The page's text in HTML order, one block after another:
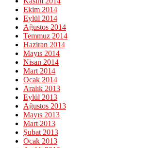
Ekim 2014
Eylül 2014
Ağustos 2014
Temmuz 2014
Haziran 2014
Mayıs 2014
Nisan 2014
Mart 2014
Ocak 2014
Aralık 2013
Eylül 2013
Ağustos 2013
Mayıs 2013
Mart 2013
Şubat 2013
Ocak 2013